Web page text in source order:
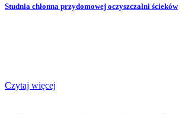
Studnia chłonna przydomowej oczyszczalni ścieków
Czytaj więcej